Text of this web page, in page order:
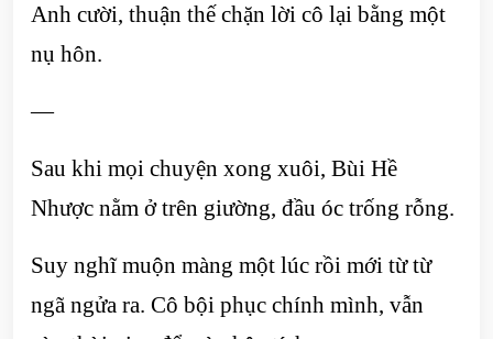
Anh cười, thuận thế chặn lời cô lại bằng một
nụ hôn.
—
Sau khi mọi chuyện xong xuôi, Bùi Hề
Nhược nằm ở trên giường, đầu óc trống rỗng.
Suy nghĩ muộn màng một lúc rồi mới từ từ
ngã ngửa ra. Cô bội phục chính mình, vẫn